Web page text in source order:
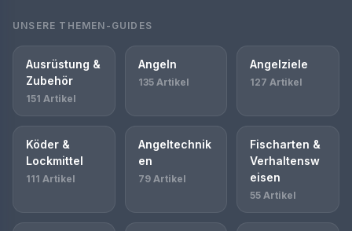
UNSERE THEMEN-GUIDES
Ausrüstung &
Zubehör
151 Artikel
Angeln
135 Artikel
Angelziele
127 Artikel
Köder &
Lockmittel
111 Artikel
Angeltechnik
en
79 Artikel
Fischarten &
Verhaltensw
eisen
55 Artikel